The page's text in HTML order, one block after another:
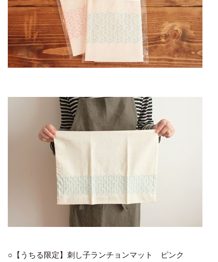
○【うちる限定】刺し子ランチョンマット ピンク